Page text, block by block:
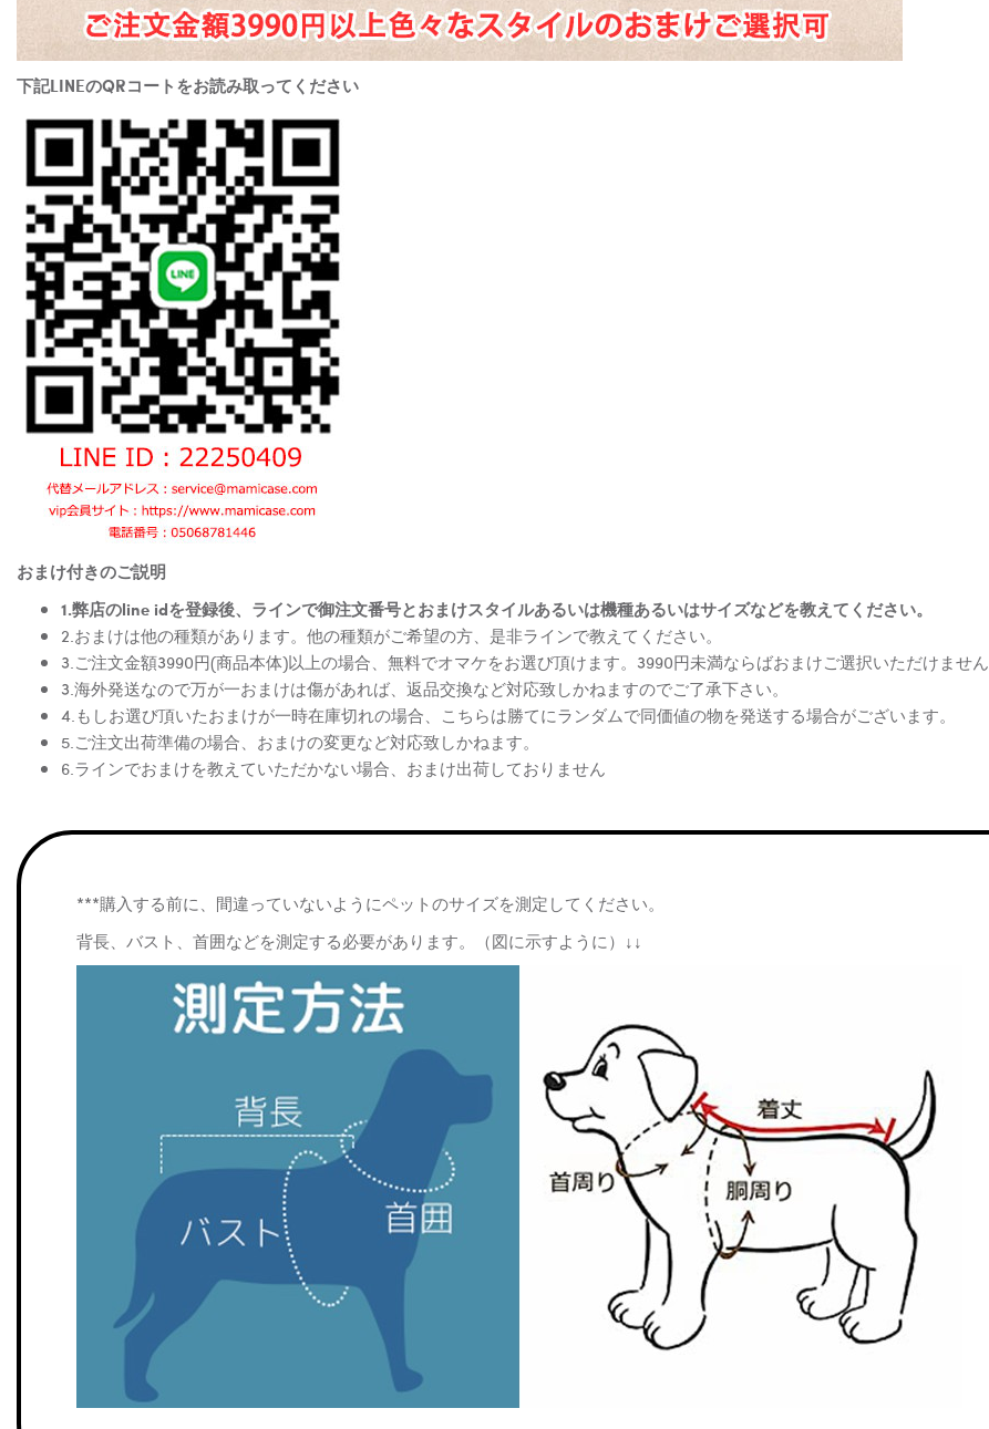
下記LINEのQRコートをお読み取ってください
おまけ付きのご説明
1.弊店のline idを登録後、ラインで御注文番号とおまけスタイルあるいは機種あるいはサイズなどを教えてください。
2.おまけは他の種類があります。他の種類がご希望の方、是非ラインで教えてください。
3.ご注文金額3990円(商品本体)以上の場合、無料でオマケをお選び頂けます。3990円未満ならばおまけご選択いただけません
3.海外発送なので万が一おまけは傷があれば、返品交換など対応致しかねますのでご了承下さい。
4.もしお選び頂いたおまけが一時在庫切れの場合、こちらは勝てにランダムで同価値の物を発送する場合がございます。
5.ご注文出荷準備の場合、おまけの変更など対応致しかねます。
6.ラインでおまけを教えていただかない場合、おまけ出荷しておりません
***購入する前に、間違っていないようにペットのサイズを測定してください。
背長、バスト、首囲などを測定する必要があります。（図に示すように）↓↓